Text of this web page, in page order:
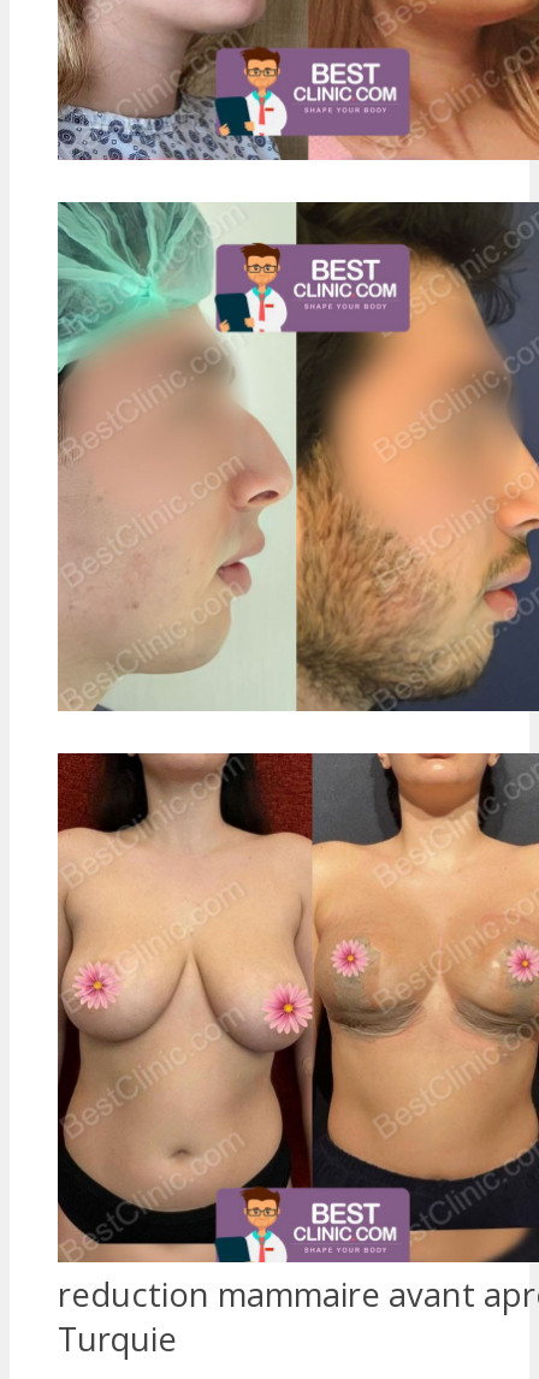
reduction mammaire avant
Turquie